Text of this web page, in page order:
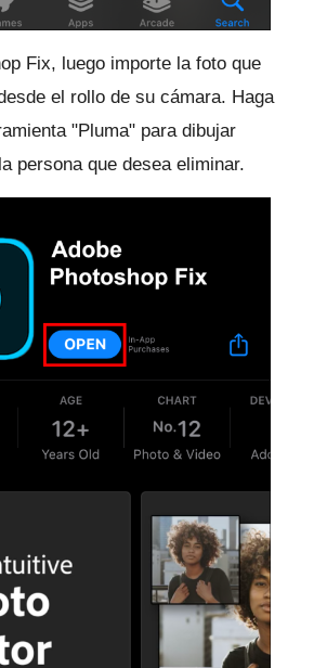
Fix, luego importe la foto que
el rollo de su cámara. Haga
"Pluma" para dibujar
persona que desea eliminar.